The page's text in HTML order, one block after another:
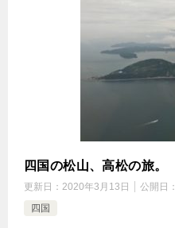
四国の松山、高松の旅。
更新日： 2020年3月13日 公開日：
四国